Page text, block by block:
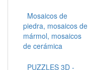
Mosaicos de
piedra, mosaicos de
mármol, mosaicos
de cerámica
PUZZLES 3D -